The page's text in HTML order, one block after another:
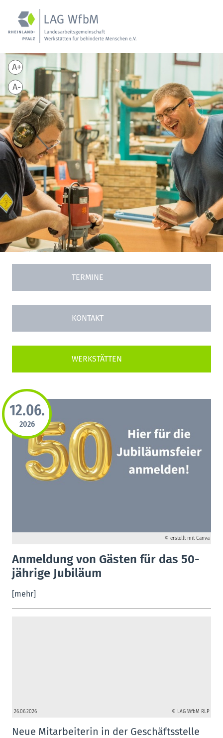
A-
A+
TERMINE
KONTAKT
© erstellt mit Canva
Anmeldung von Gästen für das 50-
jährige Jubiläum
[mehr]
12.06.
2026
26.06.2026 © LAG WfbM RLP
Neue Mitarbeiterin in der Geschäftsstelle